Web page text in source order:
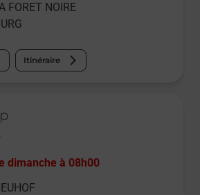
FORET NOIRE
Itinéraire
dimanche à 08h00